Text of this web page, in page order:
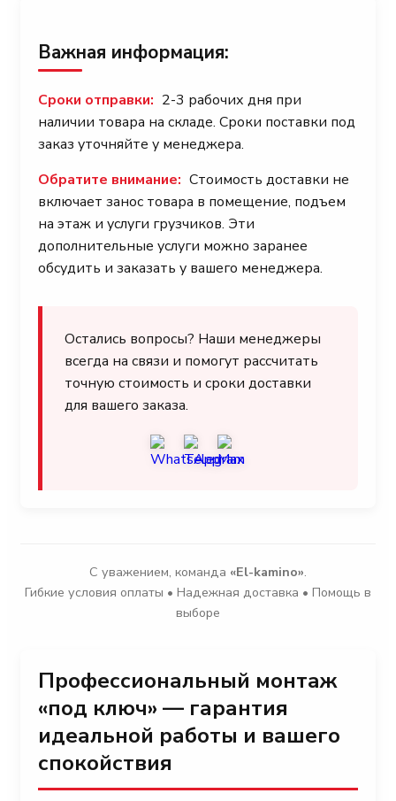
Важная информация:
Сроки отправки: 2-3 рабочих дня при
наличии товара на складе. Сроки поставки под
заказ уточняйте у менеджера.
Обратите внимание: Стоимость доставки не
включает занос товара в помещение, подъем
на этаж и услуги грузчиков. Эти
дополнительные услуги можно заранее
обсудить и заказать у вашего менеджера.
Остались вопросы? Наши менеджеры
всегда на связи и помогут рассчитать
точную стоимость и сроки доставки
для вашего заказа.
С уважением, команда «El-kamino».
Гибкие условия оплаты • Надежная доставка • Помощь в
выборе
Профессиональный монтаж
«под ключ» — гарантия
идеальной работы и вашего
спокойствия